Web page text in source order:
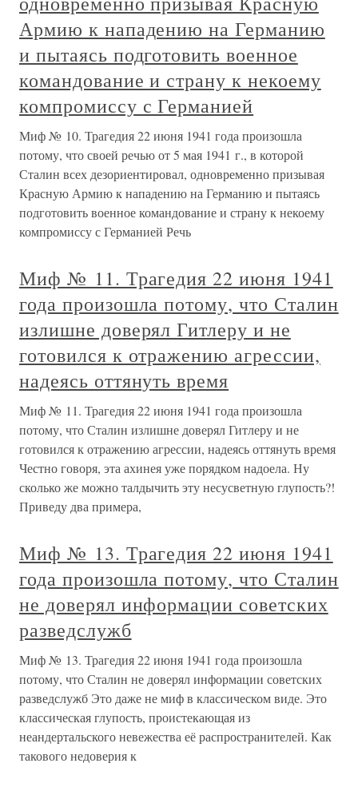
Армию к нападению на Германию
и пытаясь подготовить военное
командование и страну к некоему
компромиссу с Германией
Миф № 10. Трагедия 22 июня 1941 года произошла
потому, что своей речью от 5 мая 1941 г., в которой
Сталин всех дезориентировал, одновременно призывая
Красную Армию к нападению на Германию и пытаясь
подготовить военное командование и страну к некоему
компромиссу с Германией Речь
Миф № 11. Трагедия 22 июня 1941
года произошла потому, что Сталин
излишне доверял Гитлеру и не
готовился к отражению агрессии,
надеясь оттянуть время
Миф № 11. Трагедия 22 июня 1941 года произошла
потому, что Сталин излишне доверял Гитлеру и не
готовился к отражению агрессии, надеясь оттянуть время
Честно говоря, эта ахинея уже порядком надоела. Ну
сколько же можно талдычить эту несусветную глупость?!
Приведу два примера,
Миф № 13. Трагедия 22 июня 1941
года произошла потому, что Сталин
не доверял информации советских
разведслужб
Миф № 13. Трагедия 22 июня 1941 года произошла
потому, что Сталин не доверял информации советских
разведслужб Это даже не миф в классическом виде. Это
классическая глупость, проистекающая из
неандертальского невежества её распространителей. Как
такового недоверия к